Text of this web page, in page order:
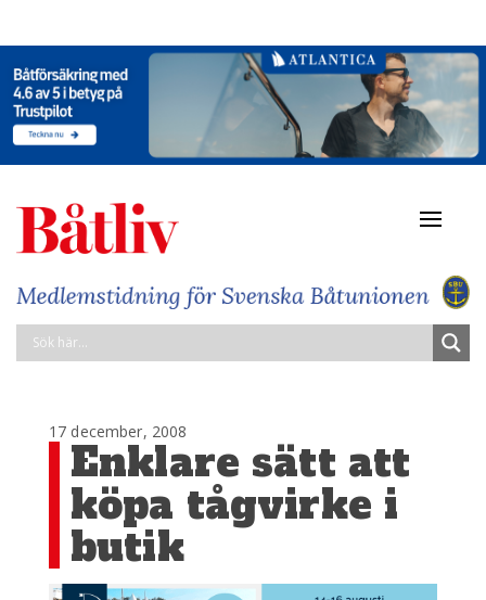
17 december, 2008
Enklare sätt att
köpa tågvirke i
butik